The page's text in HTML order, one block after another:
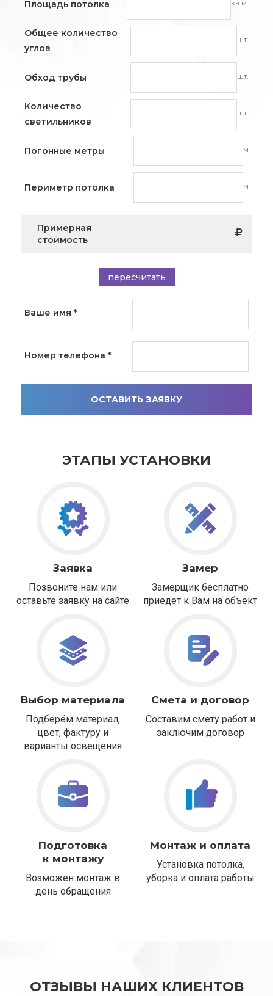
Площадь потолка кв.м.
Общее количество
углов
шт.
Обход трубы шт.
Количество
светильников
шт.
Погонные метры м
Периметр потолка м
Примерная
стоимость
пересчитать
Ваше имя *
Номер телефона *
ОСТАВИТЬ ЗАЯВКУ
ЭТАПЫ УСТАНОВКИ
Заявка
Позвоните нам или
оставьте заявку на сайте
Замер
Замерщик бесплатно
приедет к Вам на объект
Выбор материала
Подберём материал,
цвет, фактуру и
варианты освещения
Смета и договор
Составим смету работ и
заключим договор
Подготовка
к монтажу
Возможен монтаж в
день обращения
Монтаж и оплата
Установка потолка,
уборка и оплата работы
ОТЗЫВЫ НАШИХ КЛИЕНТОВ